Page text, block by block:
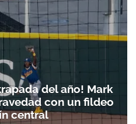
del año! Mark
con un fildeo
central